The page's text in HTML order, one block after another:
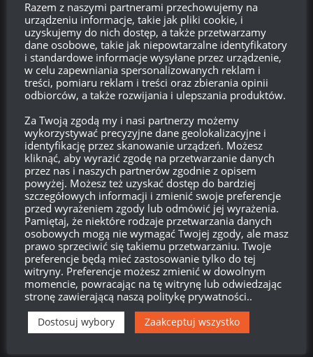
PROSTO Z SUPERTESTU/WORLD OF TANKS
VK 45.01 (P) – kolejny pojazd z współpracy
z Girls und Panzer?
14:15, 6 LIPCA 2026
LEAK/PATCHE / WORLD OF TANKS
Miesiąc w WoT: Lipiec, czyli co nasz czeka w
21:09, 2 LIPCA 2026
PATCHE/WORLD OF TANKS
Patch 2.3.1: Kolczatka – opis i screeny
16:15, 29 CZERWCA 2026
PATCHE/WORLD OF TANKS
Patch 2.3.1: 63TP Rycerski – opis i screeny
16:08, 29 CZERWCA 2026
PATCHE/ WORLD OF TANKS
Patch 2.3.1: Donnola – opis i screeny
15:59, 29 CZERWCA 2026
Razem z naszymi partnerami przechowujemy na
urządzeniu informacje, takie jak pliki cookie, i
uzyskujemy do nich dostęp, a także przetwarzamy
dane osobowe, takie jak niepowtarzalne identyfikatory
i standardowe informacje wysyłane przez urządzenie,
w celu zapewniania spersonalizowanych reklam i
treści, pomiaru reklam i treści oraz zbierania opinii
odbiorców, a także rozwijania i ulepszania produktów.
Za Twoją zgodą my i nasi partnerzy możemy
wykorzystywać precyzyjne dane geolokalizacyjne i
identyfikację przez skanowanie urządzeń. Możesz
kliknąć, aby wyrazić zgodę na przetwarzanie danych
przez nas i naszych partnerów zgodnie z opisem
powyżej. Możesz też uzyskać dostęp do bardziej
szczegółowych informacji i zmienić swoje preferencje
przed wyrażeniem zgody lub odmówić jej wyrażenia.
Pamiętaj, że niektóre rodzaje przetwarzania danych
osobowych mogą nie wymagać Twojej zgody, ale masz
prawo sprzeciwić się takiemu przetwarzaniu. Twoje
preferencje będą mieć zastosowanie tylko do tej
witryny. Preferencje możesz zmienić w dowolnym
momencie, powracając na tę witrynę lub odwiedzając
stronę zawierającą naszą politykę prywatności..
Dostosuj wybory Zaakceptuj wszystko